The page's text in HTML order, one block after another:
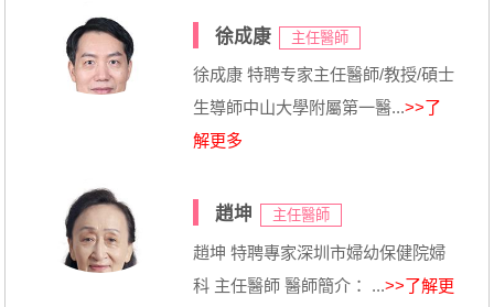
徐成康 主任醫師
徐成康 特聘专家主任醫師/教授/碩士
生導師中山大學附屬第一醫...>>了
解更多
趙坤 主任醫師
趙坤 特聘專家深圳市婦幼保健院婦
科 主任醫師 醫師簡介： ...>>了解更